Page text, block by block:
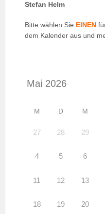
Stefan Helm
Bitte wählen Sie EINEN
dem Kalender aus und
M D M
27 28 29
4 5 6
11 12 13
18 19 20